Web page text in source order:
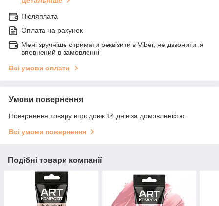
Післяплата
Оплата на рахунок
Мені зручніше отримати реквізити в Viber, не дзвонити, я
впевнений в замовленні
Всі умови оплати
Умови повернення
Повернення товару впродовж 14 днів за домовленістю
Всі умови повернення
Подібні товари компанії